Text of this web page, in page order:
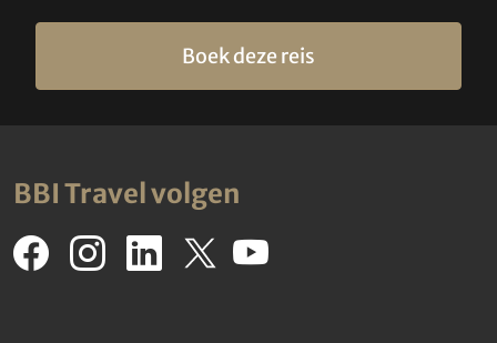
Boek deze reis
BBI Travel volgen